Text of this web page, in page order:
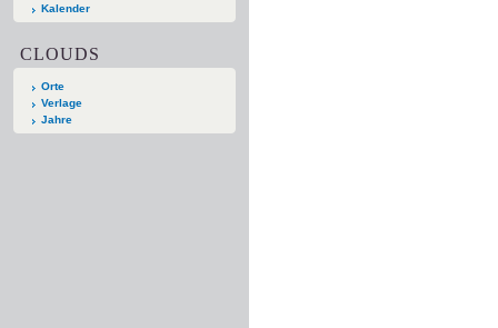
Kalender
CLOUDS
Orte
Verlage
Jahre